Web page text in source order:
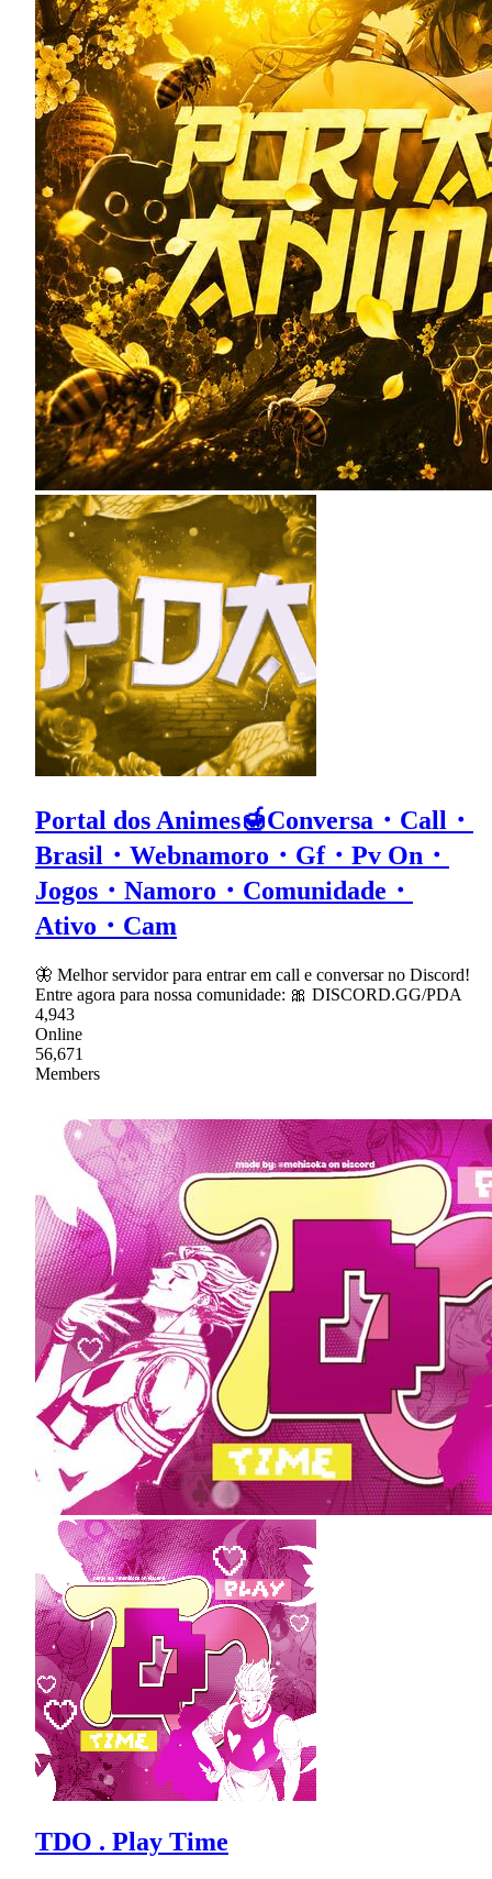
Portal dos Animes🍯Conversa・Call・
Brasil・Webnamoro・Gf・Pv On・
Jogos・Namoro・Comunidade・
Ativo・Cam
🦋 Melhor servidor para entrar em call e conversar no Discord!
Entre agora para nossa comunidade: 🎀 DISCORD.GG/PDA
4,943
Online
56,671
Members
TDO . Play Time